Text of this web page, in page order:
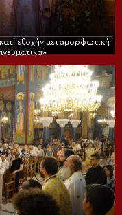
εξοχήν μεταμορφωτική